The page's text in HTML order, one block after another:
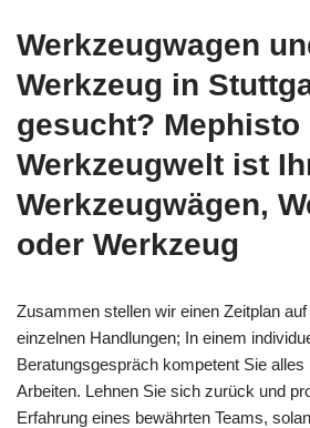
Werkzeugwagen
Werkzeug in
gesucht? Mephisto
Werkzeugwelt ist
Werkzeugwägen,
oder Werkzeug
Zusammen stellen wir einen Zeitplan
einzelnen Handlungen; In einem
Beratungsgespräch kompetent Sie alles
Arbeiten. Lehnen Sie sich zurück und
Erfahrung eines bewährten Teams,